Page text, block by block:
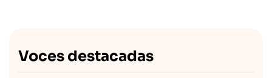
Voces destacadas